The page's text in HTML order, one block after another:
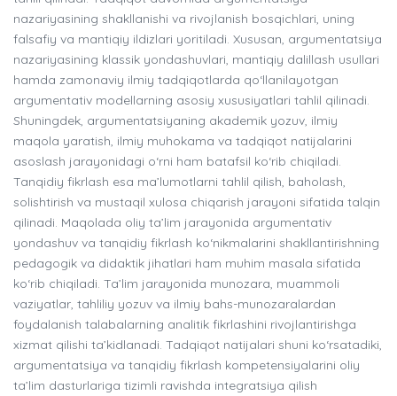
nazariyasining shakllanishi va rivojlanish bosqichlari, uning
falsafiy va mantiqiy ildizlari yoritiladi. Xususan, argumentatsiya
nazariyasining klassik yondashuvlari, mantiqiy dalillash usullari
hamda zamonaviy ilmiy tadqiqotlarda qo‘llanilayotgan
argumentativ modellarning asosiy xususiyatlari tahlil qilinadi.
Shuningdek, argumentatsiyaning akademik yozuv, ilmiy
maqola yaratish, ilmiy muhokama va tadqiqot natijalarini
asoslash jarayonidagi o‘rni ham batafsil ko‘rib chiqiladi.
Tanqidiy fikrlash esa ma’lumotlarni tahlil qilish, baholash,
solishtirish va mustaqil xulosa chiqarish jarayoni sifatida talqin
qilinadi. Maqolada oliy ta’lim jarayonida argumentativ
yondashuv va tanqidiy fikrlash ko‘nikmalarini shakllantirishning
pedagogik va didaktik jihatlari ham muhim masala sifatida
ko‘rib chiqiladi. Ta’lim jarayonida munozara, muammoli
vaziyatlar, tahliliy yozuv va ilmiy bahs-munozaralardan
foydalanish talabalarning analitik fikrlashini rivojlantirishga
xizmat qilishi ta’kidlanadi. Tadqiqot natijalari shuni ko‘rsatadiki,
argumentatsiya va tanqidiy fikrlash kompetensiyalarini oliy
ta’lim dasturlariga tizimli ravishda integratsiya qilish